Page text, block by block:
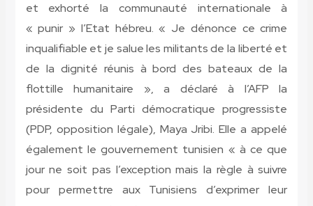
et exhorté la communauté internationale à
« punir » l’Etat hébreu. « Je dénonce ce crime
inqualifiable et je salue les militants de la liberté et
de la dignité réunis à bord des bateaux de la
flottille humanitaire », a déclaré à l’AFP la
présidente du Parti démocratique progressiste
(PDP, opposition légale), Maya Jribi. Elle a appelé
également le gouvernement tunisien « à ce que
jour ne soit pas l’exception mais la règle à suivre
pour permettre aux Tunisiens d’exprimer leur